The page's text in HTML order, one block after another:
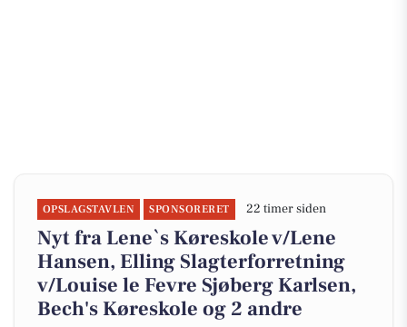
OPSLAGSTAVLEN SPONSORERET 22 timer siden
Nyt fra Lene`s Køreskole v/Lene
Hansen, Elling Slagterforretning
v/Louise le Fevre Sjøberg Karlsen,
Bech's Køreskole og 2 andre